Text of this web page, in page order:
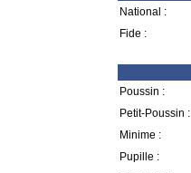
National :
Fide :
Poussin :
Petit-Poussin :
Minime :
Pupille :